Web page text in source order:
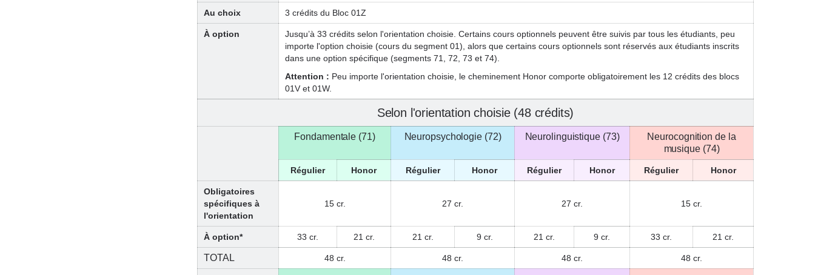
Au choix 3 crédits du Bloc 01Z
À option
Jusqu’à 33 crédits selon l'orientation choisie. Certains cours optionnels peuvent être suivis par tous les étudiants, peu
importe l'option choisie (cours du segment 01), alors que certains cours optionnels sont réservés aux étudiants inscrits
dans une option spécifique (segments 71, 72, 73 et 74).
Attention : Peu importe l'orientation choisie, le cheminement Honor comporte obligatoirement les 12 crédits des blocs
01V et 01W.
Selon l'orientation choisie (48 crédits)
Fondamentale (71) Neuropsychologie (72) Neurolinguistique (73)
Neurocognition de la
musique (74)
Régulier Honor Régulier Honor Régulier Honor Régulier Honor
Obligatoires
spécifiques à
l'orientation
15 cr. 27 cr. 27 cr. 15 cr.
À option* 33 cr. 21 cr. 21 cr. 9 cr. 21 cr. 9 cr. 33 cr. 21 cr.
TOTAL 48 cr. 48 cr. 48 cr. 48 cr.